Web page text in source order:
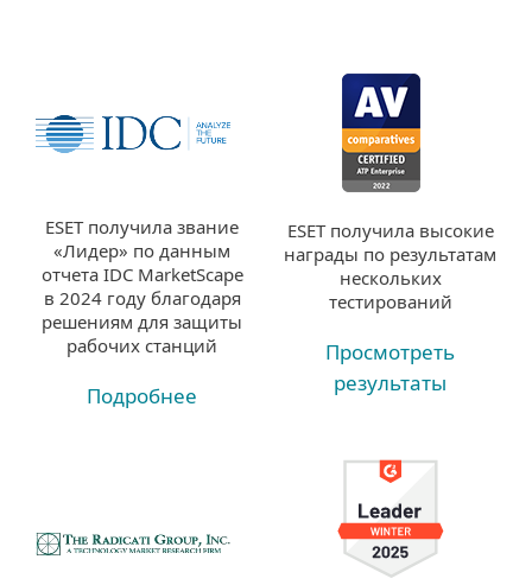
ESET получила звание
«Лидер» по данным
отчета IDC MarketScape
в 2024 году благодаря
решениям для защиты
рабочих станций
Подробнее
ESET получила высокие
награды по результатам
нескольких
тестирований
Просмотреть
результаты